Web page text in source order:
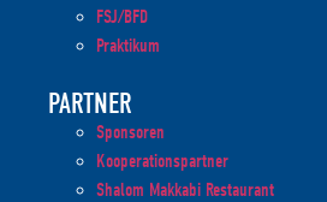
FSJ/BFD
Praktikum
PARTNER
Sponsoren
Kooperationspartner
Shalom Makkabi Restaurant